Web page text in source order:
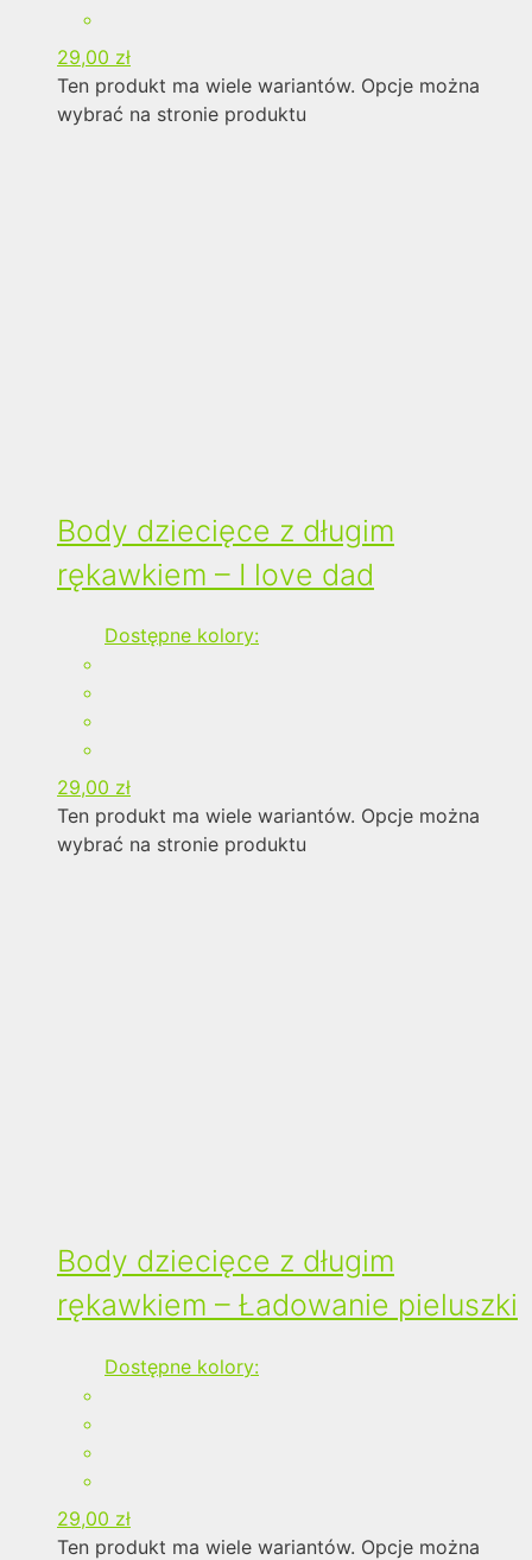
29,00 zł
Ten produkt ma wiele wariantów. Opcje można
wybrać na stronie produktu
Body dziecięce z długim
rękawkiem – I love dad
Dostępne kolory:
29,00 zł
Ten produkt ma wiele wariantów. Opcje można
wybrać na stronie produktu
Body dziecięce z długim
rękawkiem – Ładowanie pieluszki
Dostępne kolory:
29,00 zł
Ten produkt ma wiele wariantów. Opcje można